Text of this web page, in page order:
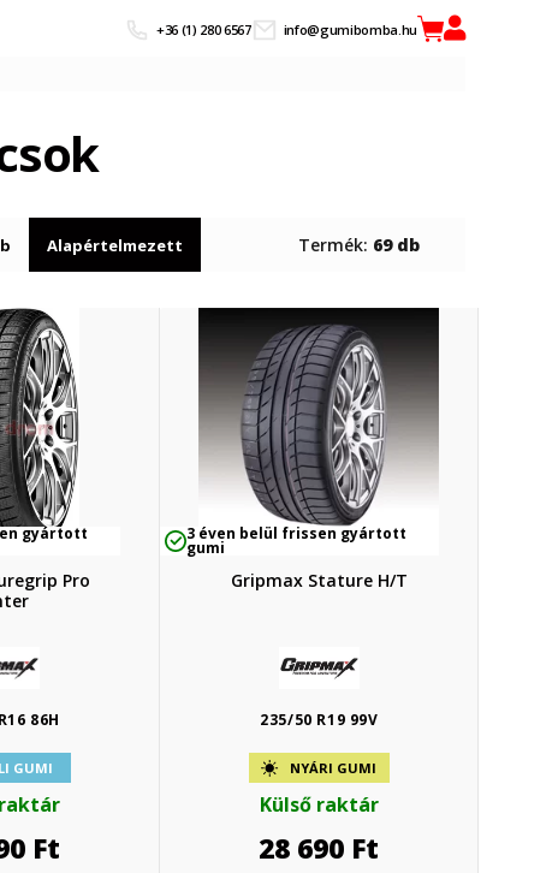
+36 (1) 280 6567 info@gumibomba.hu
Alapértelmezett Termék: 69 db
gyártott
Pro
86H
GUMI
Ft
3 éven belül frissen gyártott
gumi
Gripmax Stature H/T
235/50 R19 99V
NYÁRI GUMI
Külső raktár
28 690 Ft